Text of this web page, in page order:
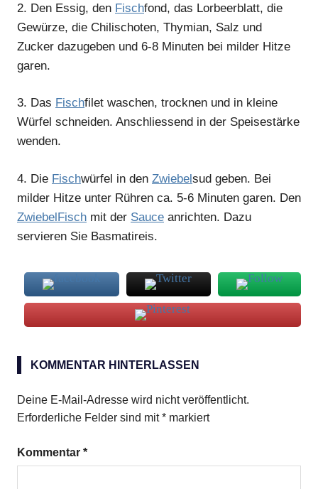
2. Den Essig, den Fischfond, das Lorbeerblatt, die
Gewürze, die Chilischoten, Thymian, Salz und
Zucker dazugeben und 6-8 Minuten bei milder Hitze
garen.
3. Das Fischfilet waschen, trocknen und in kleine
Würfel schneiden. Anschliessend in der Speisestärke
wenden.
4. Die Fischwürfel in den Zwiebelsud geben. Bei
milder Hitze unter Rühren ca. 5-6 Minuten garen. Den
ZwiebelFisch mit der Sauce anrichten. Dazu
servieren Sie Basmatireis.
Fischfilet
Fischfond
Schalotten
KOMMENTAR HINTERLASSEN
Deine E-Mail-Adresse wird nicht veröffentlicht.
Erforderliche Felder sind mit* markiert
Kommentar *